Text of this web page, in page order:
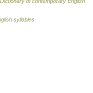
syllables